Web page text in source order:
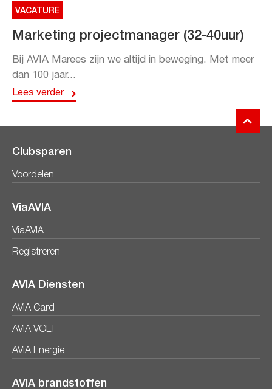
VACATURE
Marketing projectmanager (32-40uur)
Bij AVIA Marees zijn we altijd in beweging. Met meer
dan 100 jaar...
Lees verder
Clubsparen
Voordelen
ViaAVIA
ViaAVIA
Registreren
AVIA Diensten
AVIA Card
AVIA VOLT
AVIA Energie
AVIA brandstoffen